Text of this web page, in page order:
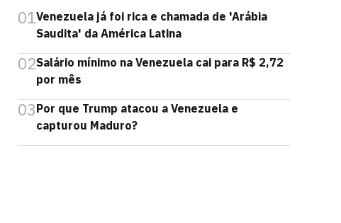
01Venezuela já foi rica e chamada de 'Arábia
Saudita' da América Latina
02Salário mínimo na Venezuela cai para R$ 2,72
por mês
03Por que Trump atacou a Venezuela e
capturou Maduro?